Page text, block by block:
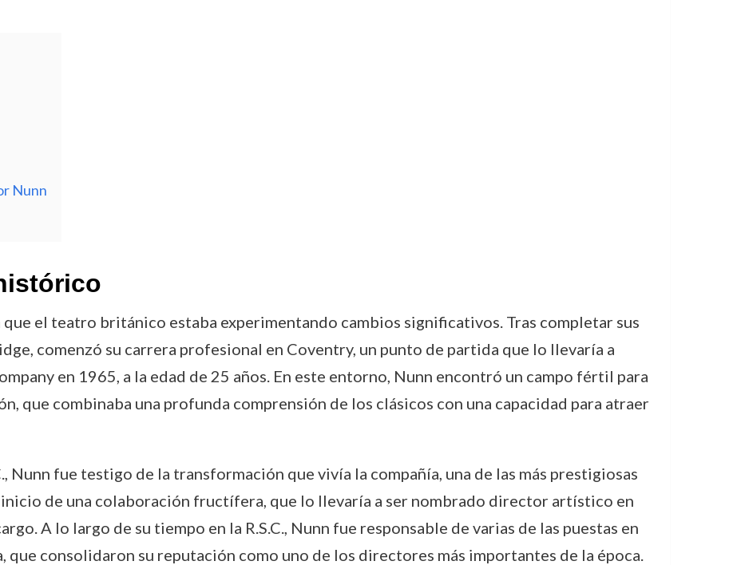
Nunn
que el teatro británico estaba experimentando cambios significativos. Tras completar sus
comenzó su carrera profesional en Coventry, un punto de partida que lo llevaría a
en 1965, a la edad de 25 años. En este entorno, Nunn encontró un campo fértil para
que combinaba una profunda comprensión de los clásicos con una capacidad para atraer
Nunn fue testigo de la transformación que vivía la compañía, una de las más prestigiosas
inicio de una colaboración fructífera, que lo llevaría a ser nombrado director artístico en
A lo largo de su tiempo en la R.S.C., Nunn fue responsable de varias de las puestas en
que consolidaron su reputación como uno de los directores más importantes de la época.